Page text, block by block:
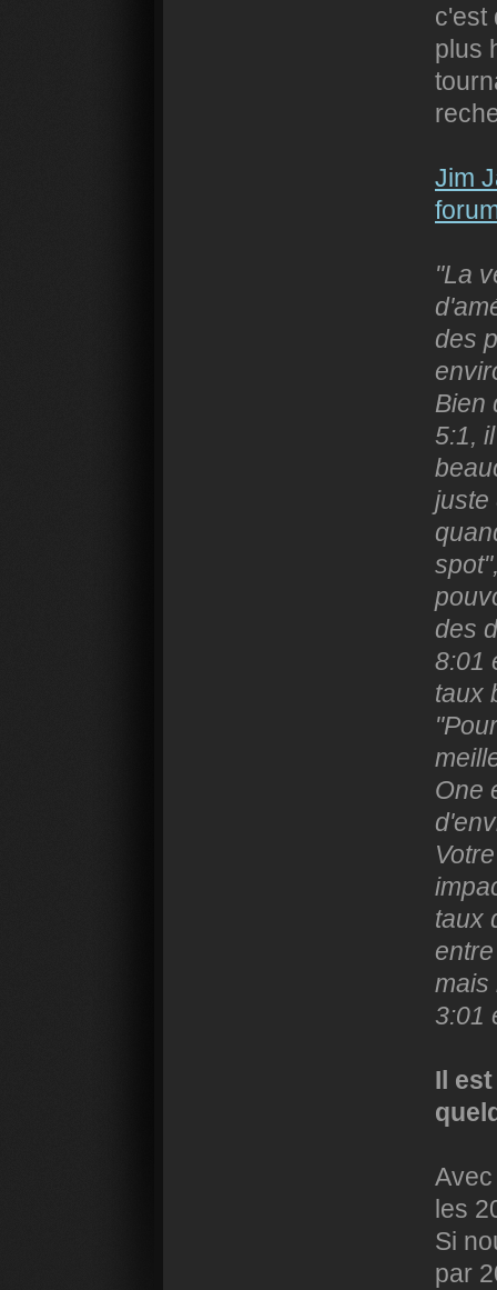
c'est
plus
Jim
"La
des
Bien
5:1,
juste
des
8:01
taux
One
taux
mais
3:01
Il
les
Si
par